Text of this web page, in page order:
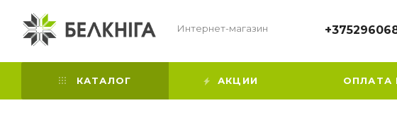
Интернет-магазин
КАТАЛОГ АКЦИИ ОПЛАТА